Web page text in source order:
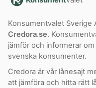
Konsumentvalet Sverige
Credora.se.
jämför och informerar
svenska konsumenter.
Credora är vår lånesajt
att jämföra och hitta rätt